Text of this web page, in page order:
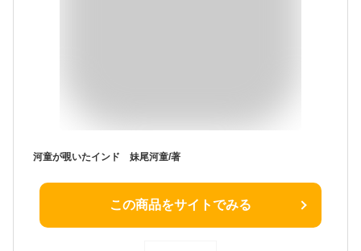
河童が覗いたインド 妹尾河童/著
この商品をサイトでみる